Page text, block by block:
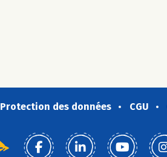
Protection des données CGU